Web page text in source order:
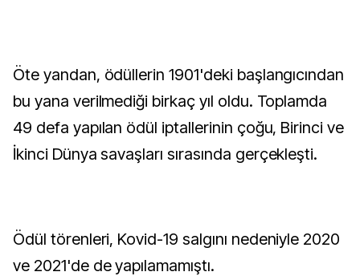
Öte yandan, ödüllerin 1901'deki başlangıcından
bu yana verilmediği birkaç yıl oldu. Toplamda
49 defa yapılan ödül iptallerinin çoğu, Birinci ve
İkinci Dünya savaşları sırasında gerçekleşti.
Ödül törenleri, Kovid-19 salgını nedeniyle 2020
ve 2021'de de yapılamamıştı.